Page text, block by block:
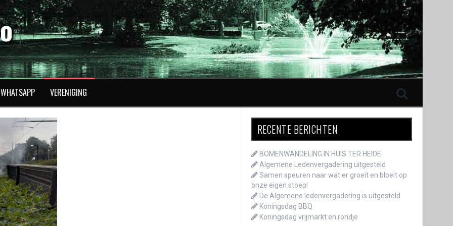
WHATSAPP VERENIGING
RECENTE BERICHTEN
BOMENWANDELING IN HUIS TER HEIDE
Algemene Ledenvergadering uitgesteld
Samen speuren naar wat er groeit en bloeit op
onze eigen stoep!
De Algemene ledenvergadering is uitgesteld
Koningsdag BBQ
Koningsdag vrijmarkt en rondje